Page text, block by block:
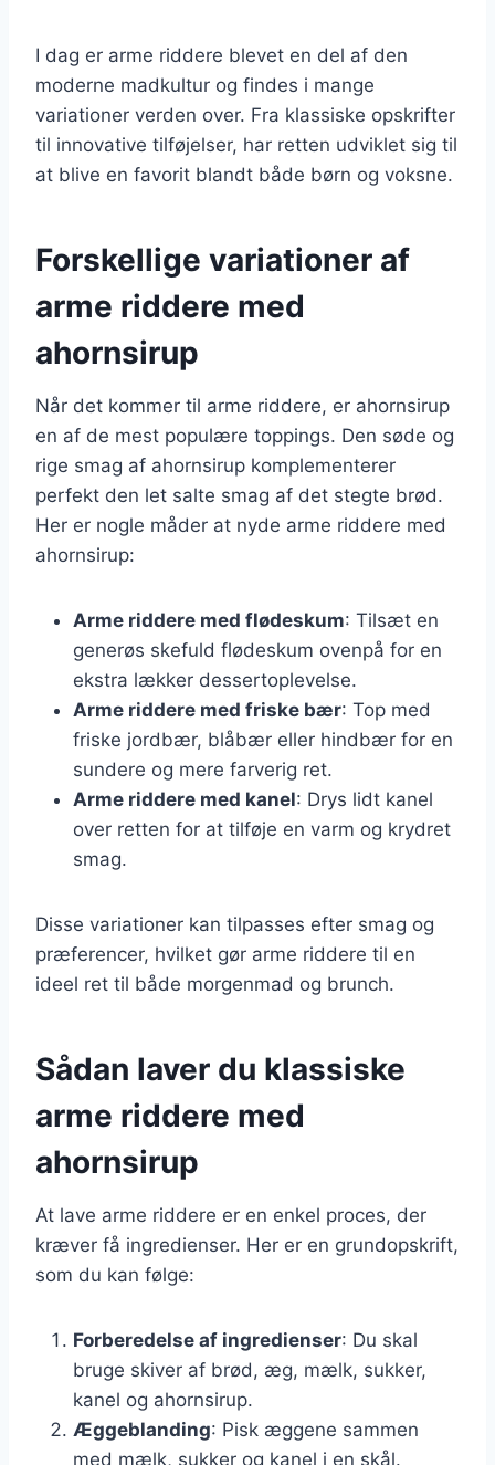
I dag er arme riddere blevet en del af den
moderne madkultur og findes i mange
variationer verden over. Fra klassiske opskrifter
til innovative tilføjelser, har retten udviklet sig til
at blive en favorit blandt både børn og voksne.
Forskellige variationer af
arme riddere med
ahornsirup
Når det kommer til arme riddere, er ahornsirup
en af de mest populære toppings. Den søde og
rige smag af ahornsirup komplementerer
perfekt den let salte smag af det stegte brød.
Her er nogle måder at nyde arme riddere med
ahornsirup:
Arme riddere med flødeskum: Tilsæt en
generøs skefuld flødeskum ovenpå for en
ekstra lækker dessertoplevelse.
Arme riddere med friske bær: Top med
friske jordbær, blåbær eller hindbær for en
sundere og mere farverig ret.
Arme riddere med kanel: Drys lidt kanel
over retten for at tilføje en varm og krydret
smag.
Disse variationer kan tilpasses efter smag og
præferencer, hvilket gør arme riddere til en
ideel ret til både morgenmad og brunch.
Sådan laver du klassiske
arme riddere med
ahornsirup
At lave arme riddere er en enkel proces, der
kræver få ingredienser. Her er en grundopskrift,
som du kan følge:
Forberedelse af ingredienser: Du skal
bruge skiver af brød, æg, mælk, sukker,
kanel og ahornsirup.
Æggeblanding: Pisk æggene sammen
med mælk, sukker og kanel i en skål.